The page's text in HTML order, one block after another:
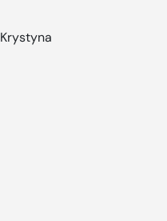
Krystyna